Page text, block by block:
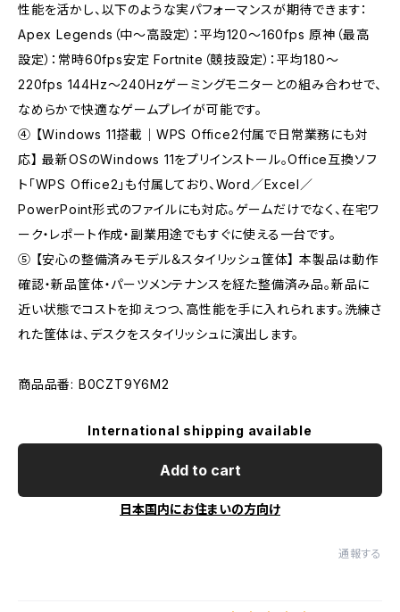
性能を活かし、以下のような実パフォーマンスが期待できます：
Apex Legends（中～高設定）：平均120～160fps 原神（最高
設定）：常時60fps安定 Fortnite（競技設定）：平均180～
220fps 144Hz～240Hzゲーミングモニターとの組み合わせで、
なめらかで快適なゲームプレイが可能です。
④ 【Windows 11搭載｜WPS Office2付属で日常業務にも対
応】 最新OSのWindows 11をプリインストール。Office互換ソフ
ト「WPS Office2」も付属しており、Word／Excel／
PowerPoint形式のファイルにも対応。ゲームだけでなく、在宅ワ
ーク・レポート作成・副業用途でもすぐに使える一台です。
⑤ 【安心の整備済みモデル＆スタイリッシュ筐体】 本製品は動作
確認・新品筐体・パーツメンテナンスを経た整備済み品。新品に
近い状態でコストを抑えつつ、高性能を手に入れられます。洗練さ
れた筐体は、デスクをスタイリッシュに演出します。
商品品番: B0CZT9Y6M2
International shipping available
Add to cart
日本国内にお住まいの方向け
通報する